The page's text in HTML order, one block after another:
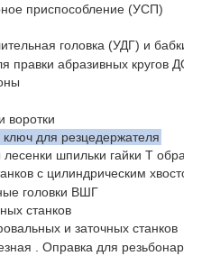
приспособление (УСП)
головка (УДГ) и бабки
правки абразивных кругов ДО-
воротки
для резцедержателя
шпильки гайки Т
с цилиндрическим
головки ВШГ
станков
и заточных станков
. Оправка для